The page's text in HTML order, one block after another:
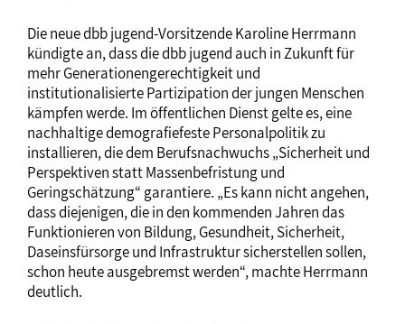
Die neue dbb jugend-Vorsitzende Karoline Herrmann
kündigte an, dass die dbb jugend auch in Zukunft für
mehr Generationengerechtigkeit und
institutionalisierte Partizipation der jungen Menschen
kämpfen werde. Im öffentlichen Dienst gelte es, eine
nachhaltige demografiefeste Personalpolitik zu
installieren, die dem Berufsnachwuchs „Sicherheit und
Perspektiven statt Massenbefristung und
Geringschätzung“ garantiere. „Es kann nicht angehen,
dass diejenigen, die in den kommenden Jahren das
Funktionieren von Bildung, Gesundheit, Sicherheit,
Daseinsfürsorge und Infrastruktur sicherstellen sollen,
schon heute ausgebremst werden“, machte Herrmann
deutlich.